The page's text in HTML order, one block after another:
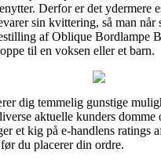
Derfor er det ydermere
sin kvittering, så man når
af Oblique Bordlampe
til en voksen eller et barn.
dig temmelig gunstige
aktuelle kunders domme
et kig på e-handlens ratings
du placerer din ordre.